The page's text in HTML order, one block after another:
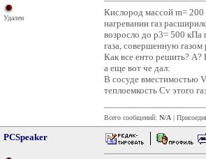
Удален
Кислород массой m=
нагревании газ
возросло до р3= 500
газа, совершенную
Как все енто решить? А?
а еще вот че дал:
В сосуде вместимостью
теплоемкость Cv этого
Всего сообщений: N/A |
PCSpeaker